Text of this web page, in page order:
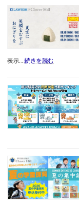
備
は
す
か？
慌
て
な
い
「2
学
期
ス
タ
表示…続きを読む
み
の
子
ど
も
た
応
援！
府
中
市
の